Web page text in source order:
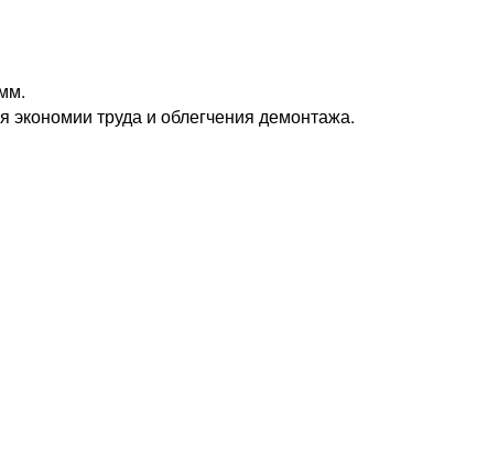
экономии труда и облегчения демонтажа.